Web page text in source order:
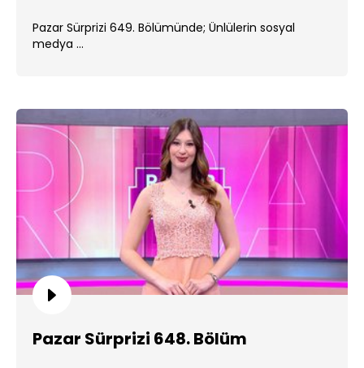
Pazar Sürprizi 649. Bölümünde; Ünlülerin sosyal
medya ...
Pazar Sürprizi 648. Bölüm